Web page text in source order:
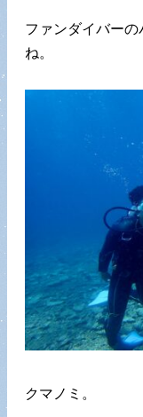
ファンダイバー
ね。
クマノミ。